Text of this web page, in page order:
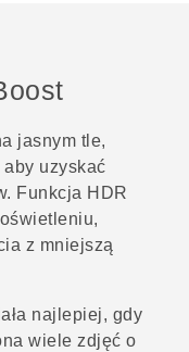
jasnym tle,
aby uzyskać
Funkcja HDR
z mniejszą
najlepiej, gdy
wiele zdjęć o